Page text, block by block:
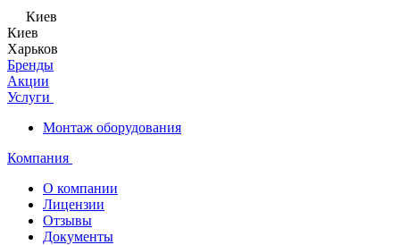
Киев
Киев
Харьков
Бренды
Акции
Услуги
Монтаж оборудования
Компания
О компании
Лицензии
Отзывы
Документы